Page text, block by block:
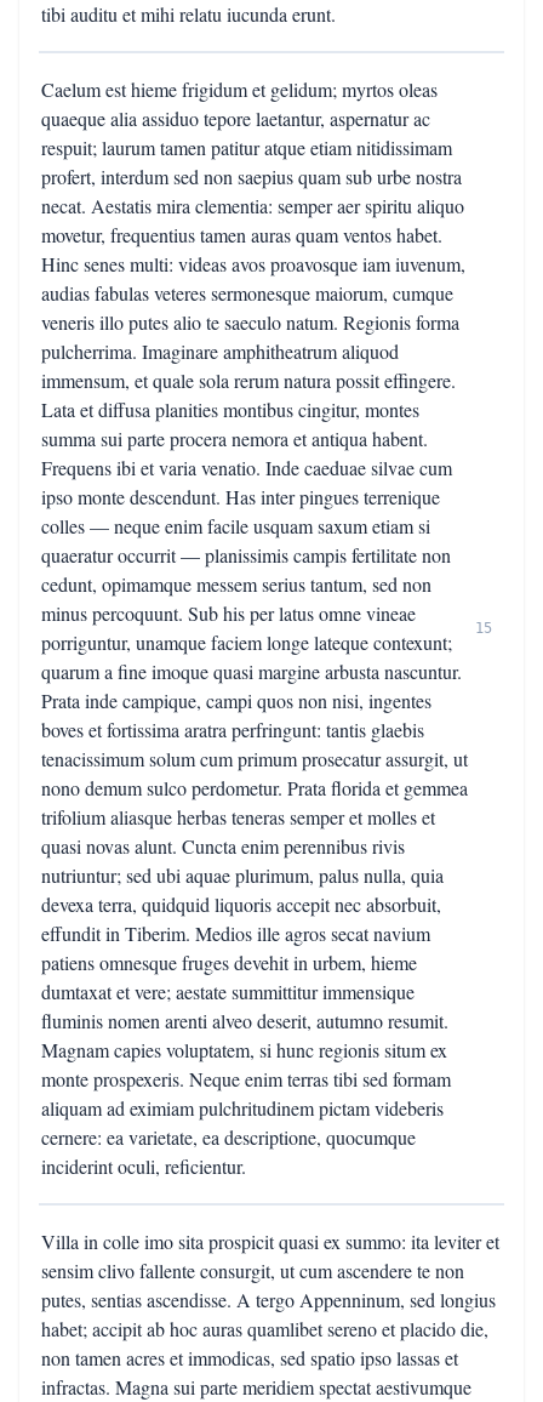
tibi auditu et mihi relatu iucunda erunt.
Caelum est hieme frigidum et gelidum; myrtos oleas
quaeque alia assiduo tepore laetantur, aspernatur ac
respuit; laurum tamen patitur atque etiam nitidissimam
profert, interdum sed non saepius quam sub urbe nostra
necat. Aestatis mira clementia: semper aer spiritu aliquo
movetur, frequentius tamen auras quam ventos habet.
Hinc senes multi: videas avos proavosque iam iuvenum,
audias fabulas veteres sermonesque maiorum, cumque
veneris illo putes alio te saeculo natum. Regionis forma
pulcherrima. Imaginare amphitheatrum aliquod
immensum, et quale sola rerum natura possit effingere.
Lata et diffusa planities montibus cingitur, montes
summa sui parte procera nemora et antiqua habent.
Frequens ibi et varia venatio. Inde caeduae silvae cum
ipso monte descendunt. Has inter pingues terrenique
colles — neque enim facile usquam saxum etiam si
quaeratur occurrit — planissimis campis fertilitate non
cedunt, opimamque messem serius tantum, sed non
minus percoquunt. Sub his per latus omne vineae
porriguntur, unamque faciem longe lateque contexunt;
quarum a fine imoque quasi margine arbusta nascuntur.
Prata inde campique, campi quos non nisi, ingentes
boves et fortissima aratra perfringunt: tantis glaebis
tenacissimum solum cum primum prosecatur assurgit, ut
nono demum sulco perdometur. Prata florida et gemmea
trifolium aliasque herbas teneras semper et molles et
quasi novas alunt. Cuncta enim perennibus rivis
nutriuntur; sed ubi aquae plurimum, palus nulla, quia
devexa terra, quidquid liquoris accepit nec absorbuit,
effundit in Tiberim. Medios ille agros secat navium
patiens omnesque fruges devehit in urbem, hieme
dumtaxat et vere; aestate summittitur immensique
fluminis nomen arenti alveo deserit, autumno resumit.
Magnam capies voluptatem, si hunc regionis situm ex
monte prospexeris. Neque enim terras tibi sed formam
aliquam ad eximiam pulchritudinem pictam videberis
cernere: ea varietate, ea descriptione, quocumque
inciderint oculi, reficientur.
15
Villa in colle imo sita prospicit quasi ex summo: ita leviter et
sensim clivo fallente consurgit, ut cum ascendere te non
putes, sentias ascendisse. A tergo Appenninum, sed longius
habet; accipit ab hoc auras quamlibet sereno et placido die,
non tamen acres et immodicas, sed spatio ipso lassas et
infractas. Magna sui parte meridiem spectat aestivumque